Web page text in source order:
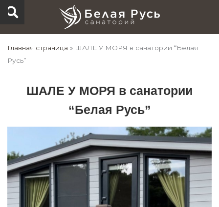
Перейти
Главная страница » ШАЛЕ У МОРЯ в санатории “Белая
Русь”
ШАЛЕ У МОРЯ в санатории
“Белая Русь”